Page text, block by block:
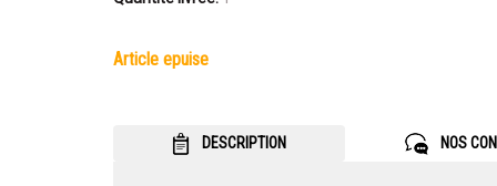
article epuise
DESCRIPTION NOS